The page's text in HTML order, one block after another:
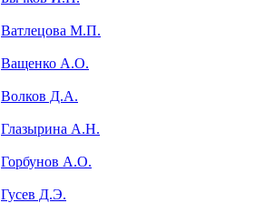
Ватлецова М.П.
Ващенко А.О.
Волков Д.А.
Глазырина А.Н.
Горбунов А.О.
Гусев Д.Э.